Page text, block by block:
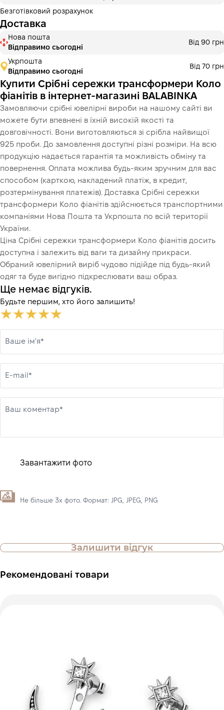
Безготівковий розрахунок
Доставка
Нова пошта
Відправимо сьогодні
Від 90 грн
Укрпошта
Відправимо сьогодні
Від 70 грн
Купити Срібні сережки трансформери Коло
фіанітів в інтернет-магазині BALABINKA
Замовляючи срібні ювелірні вироби на нашому сайті ви
можете бути впевнені в їхній високій якості та
довговічності. Вони виготовляються зі срібла найвищої
925 проби. До замовлення доступні різні розміри. На всю
продукцію надається гарантія та можливість обміну та
повернення. Оплата можлива будь-яким зручним для вас
способом (карткою, накладений платіж, в кредит,
розтермінування платежів). Доставка Срібні сережки
трансформери Коло фіанітів здійснюється транспортними
компаніями Нова Пошта та Укрпошта по всій території
України.
Ціна Срібні сережки трансформери Коло фіанітів досить
доступна і залежить від ваги та дизайну прикраси.
Обраний ювелірний виріб чудово підійде під будь-який
одяг та буде вигідно підкреслювати ваш образ.
Ще немає відгуків.
Будьте першим, хто його залишить!
Ваше ім'я*
E-mail*
Ваш коментар*
Завантажити фото
Не більше 3х фото. Формат: JPG, JPEG, PNG
Залишити відгук
Рекомендовані товари